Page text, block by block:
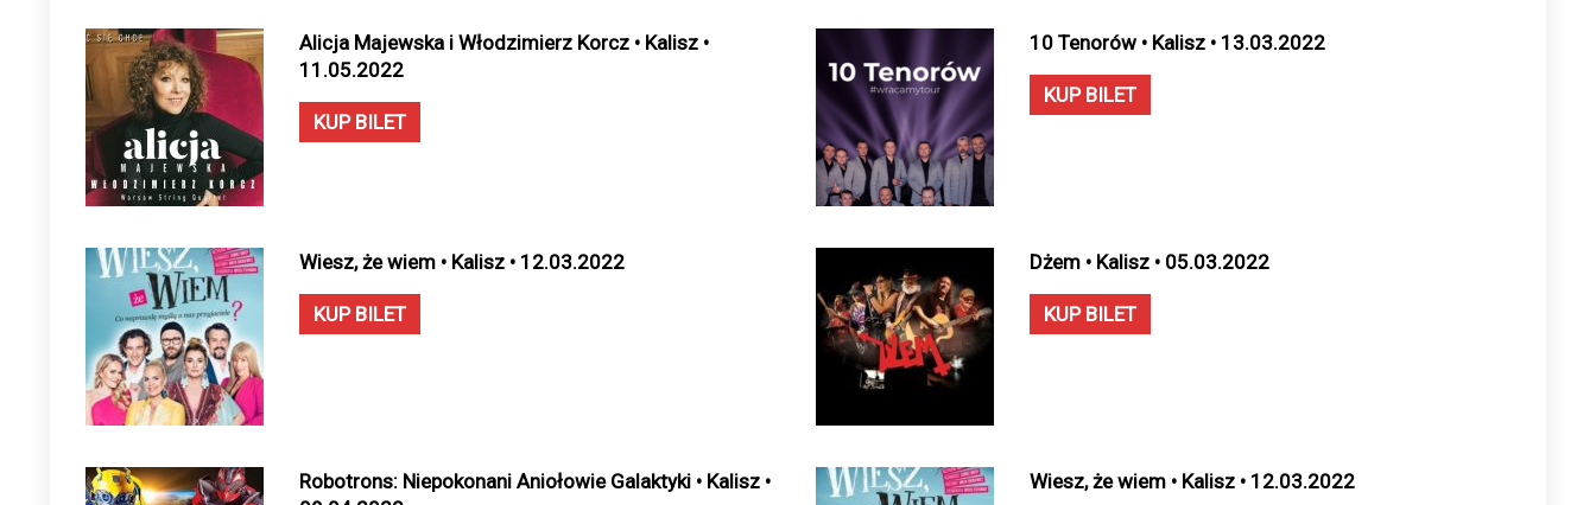
Alicja Majewska i Włodzimierz Korcz • Kalisz •
11.05.2022
KUP BILET
10 Tenorów • Kalisz • 13.03.2022
KUP BILET
Wiesz, że wiem • Kalisz • 12.03.2022
KUP BILET
Dżem • Kalisz • 05.03.2022
KUP BILET
Robotrons: Niepokonani Aniołowie Galaktyki • Kalisz •
Wiesz, że wiem • Kalisz • 12.03.2022